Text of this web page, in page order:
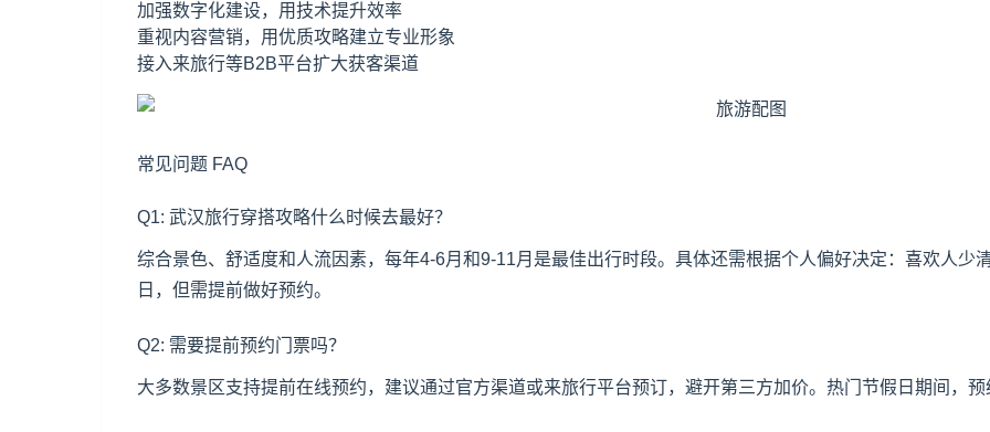
加强数字化建设，用技术提升效率
重视内容营销，用优质攻略建立专业形象
接入来旅行等B2B平台扩大获客渠道
常见问题 FAQ
Q1: 武汉旅行穿搭攻略什么时候去最好？
综合景色、舒适度和人流因素，每年4-6月和9-11月是最佳出行时段。具体还需根据个人偏好决定：喜欢人少
日，但需提前做好预约。
Q2: 需要提前预约门票吗？
大多数景区支持提前在线预约，建议通过官方渠道或来旅行平台预订，避开第三方加价。热门节假日期间，预